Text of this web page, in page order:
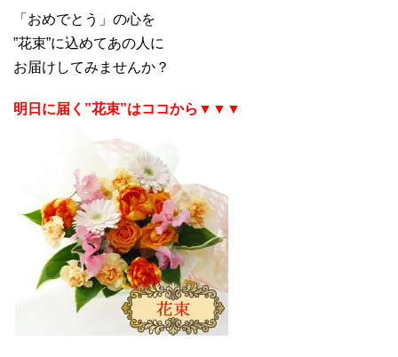
「おめでとう」の心を
”花束”に込めてあの人に
お届けしてみませんか？
明日に届く”花束”はココから▼▼▼